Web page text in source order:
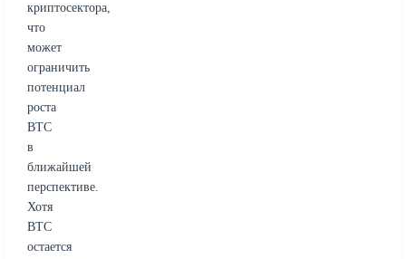
криптосектора,
что
может
ограничить
потенциал
роста
BTC
в
ближайшей
перспективе.
Хотя
BTC
остается